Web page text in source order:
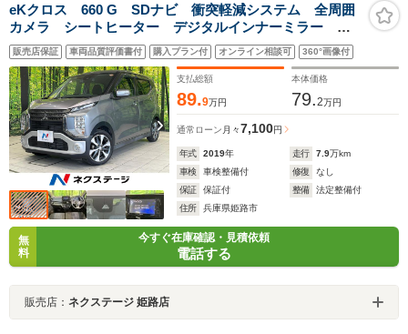
eKクロス 660 G SDナビ 衝突軽減システム 全周囲
カメラ シートヒーター デジタルインナーミラー オ
ートライト LEDヘッドライト シートヒーター フル
セグTV アイドリングストップ ETC
販売店保証 車両品質評価書付 購入プラン付 オンライン相談可 360°画像付
支払総額
89.9万円
本体価格
79.2万円
通常ローン 月々7,100円
年式 2019年 走行 7.9万km
車検
車検整備付 修復
なし
保証
保証付 整備
法定整備付
住所
兵庫県姫路市
無
料
今すぐ在庫確認・見積依頼
電話する
販売店： ネクステージ 姫路店